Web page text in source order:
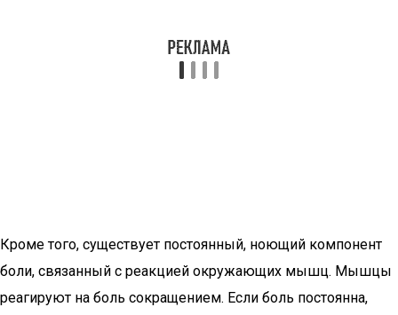
Кроме того, существует постоянный, ноющий компонент
боли, связанный с реакцией окружающих мышц. Мышцы
реагируют на боль сокращением. Если боль постоянна,